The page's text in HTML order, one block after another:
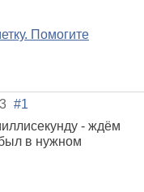
Помогите
#1
- ждём
в нужном